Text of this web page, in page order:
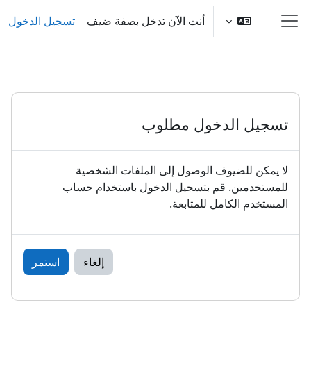
تخطى إلى المحتوى الرئيسي
واجهة جانبية
أنت الآن تدخل بصفة ضيف تسجيل الدخول
تسجيل الدخول مطلوب
لا يمكن للضيوف الوصول إلى الملفات الشخصية
للمستخدمين. قم بتسجيل الدخول باستخدام حساب
المستخدم الكامل للمتابعة.
إلغاء استمر